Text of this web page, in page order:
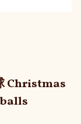
Christmas